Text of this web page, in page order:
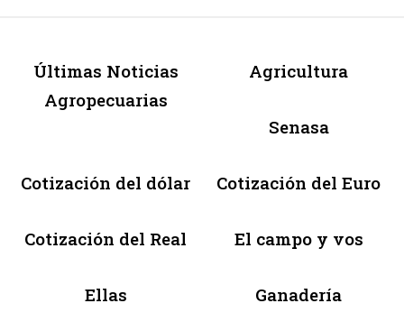
Últimas Noticias
Agropecuarias
Agricultura
Senasa
Cotización del dólar Cotización del Euro
Cotización del Real El campo y vos
Ellas Ganadería